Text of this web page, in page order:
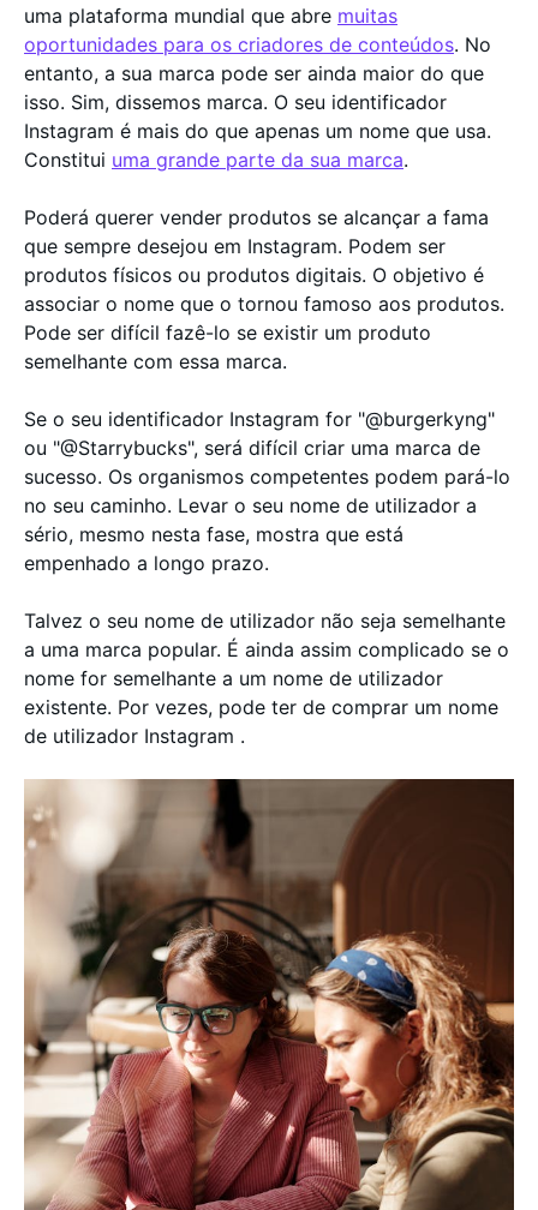
uma plataforma mundial que abre muitas
oportunidades para os criadores de conteúdos. No
entanto, a sua marca pode ser ainda maior do que
isso. Sim, dissemos marca. O seu identificador
Instagram é mais do que apenas um nome que usa.
Constitui uma grande parte da sua marca.
Poderá querer vender produtos se alcançar a fama
que sempre desejou em Instagram. Podem ser
produtos físicos ou produtos digitais. O objetivo é
associar o nome que o tornou famoso aos produtos.
Pode ser difícil fazê-lo se existir um produto
semelhante com essa marca.
Se o seu identificador Instagram for "@burgerkyng"
ou "@Starrybucks", será difícil criar uma marca de
sucesso. Os organismos competentes podem pará-lo
no seu caminho. Levar o seu nome de utilizador a
sério, mesmo nesta fase, mostra que está
empenhado a longo prazo.
Talvez o seu nome de utilizador não seja semelhante
a uma marca popular. É ainda assim complicado se o
nome for semelhante a um nome de utilizador
existente. Por vezes, pode ter de comprar um nome
de utilizador Instagram .